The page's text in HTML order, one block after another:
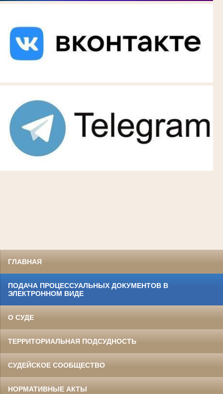
ГЛАВНАЯ
ПОДАЧА ПРОЦЕССУАЛЬНЫХ ДОКУМЕНТОВ В
ЭЛЕКТРОННОМ ВИДЕ
О СУДЕ
ТЕРРИТОРИАЛЬНАЯ ПОДСУДНОСТЬ
СУДЕЙСКОЕ СООБЩЕСТВО
НОРМАТИВНЫЕ АКТЫ